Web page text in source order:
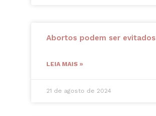
Abortos podem ser evitados
LEIA MAIS »
21 de agosto de 2024